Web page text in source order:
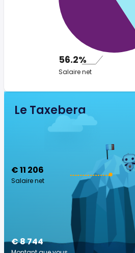
56.2%
Salaire net
Le Taxeberg
€ 11 206
Salaire net
€ 8 744